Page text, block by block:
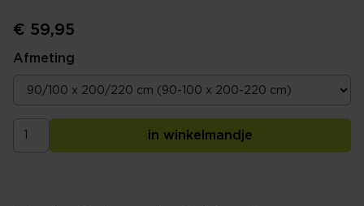
€ 59,95
Afmeting
in winkelmandje